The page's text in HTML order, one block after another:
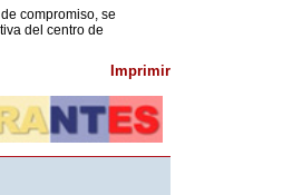
compromiso, se
del centro de
Imprimir